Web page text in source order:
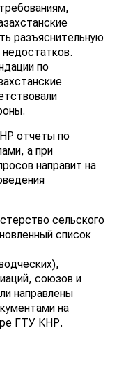
разъяснительную
по
отчеты по
а при
направит на
сельского
список
союзов и
направлены
на
ГТУ КНР.